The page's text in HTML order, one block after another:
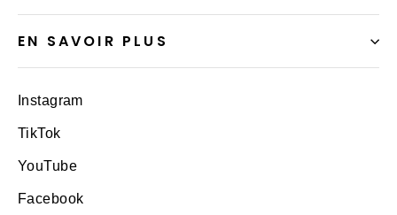
EN SAVOIR PLUS
Instagram
TikTok
YouTube
Facebook